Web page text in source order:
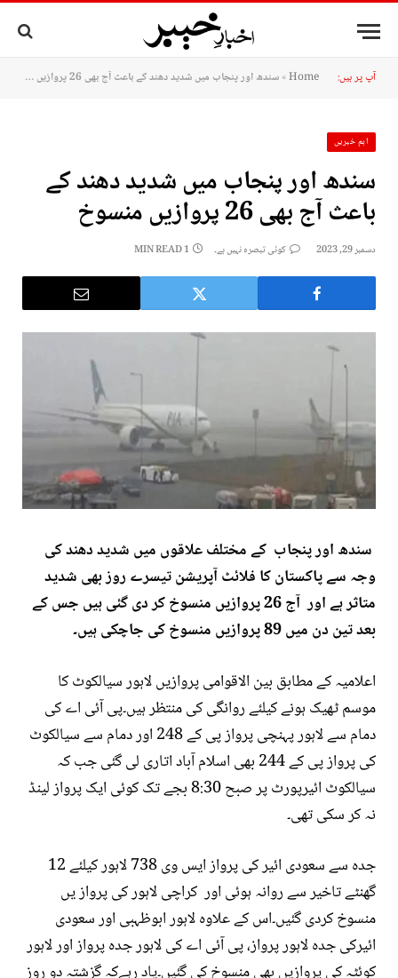
آپ پر ہیں: Home
»سندھ اور پنجاب میں شدید دھند کے باعث آج بھی 26 پروازیں منسوخ
اہم خبریں
سندھ اور پنجاب میں شدید دھند کے
باعث آج بھی 26 پروازیں منسوخ
دسمبر 29, 2023 کوئی تبصرہ نہیں ہے۔ 1 MIN READ
سندھ اور پنجاب کے مختلف علاقوں میں شدید دھند کی
وجہ سے پاکستان کا فلائٹ آپریشن تیسرے روز بھی شدید
متاثر ہے اور آج 26 پروازیں منسوخ کر دی گئی ہیں جس کے
بعد تین دن میں 89 پروازیں منسوخ کی جاچکی ہیں۔
اعلامیہ کے مطابق بین الاقوامی پروازیں لاہور سیالکوٹ کا
موسم ٹھیک ہونے کیلئے روانگی کی منتظر ہیں۔پی آئی اے کی
دمام سے لاہور پہنچی پرواز پی کے 248 اور دمام سے سیالکوٹ
کی پرواز پی کے 244 بھی اسلام آباد اتاری لی گئی جب کہ
سیالکوٹ ائیرپورٹ پر صبح 8:30 بجے تک کوئی ایک پرواز لینڈ
نہ کر سکی تھی۔
جدہ سے سعودی ائیر کی پرواز ایس وی 738 لاہور کیلئے 12
گھنٹے تاخیر سے روانہ ہوئی اور کراچی لاہور کی پرواز یں
منسوخ کردی گئیں۔اس کے علاوہ لاہور ابوظہبی اور سعودی
ائیرکی جدہ لاہور پرواز، پی آئی اے کی لاہور جدہ پرواز اور لاہور